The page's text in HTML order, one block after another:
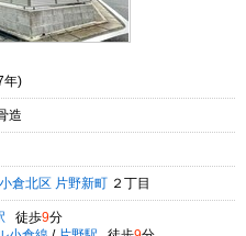
年)
造
倉北区 片野新町 ２丁目
徒歩9分